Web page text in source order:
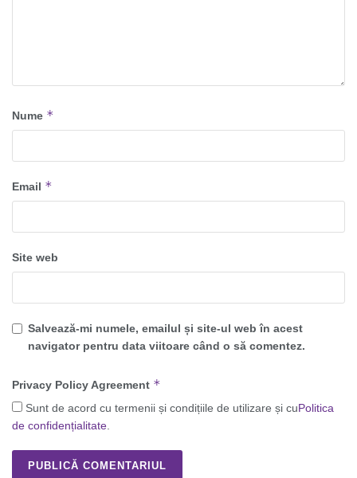
Nume *
Email *
Site web
Salvează-mi numele, emailul și site-ul web în acest
navigator pentru data viitoare când o să comentez.
Privacy Policy Agreement *
Sunt de acord cu termenii și condițiile de utilizare și cuPolitica
de confidențialitate.